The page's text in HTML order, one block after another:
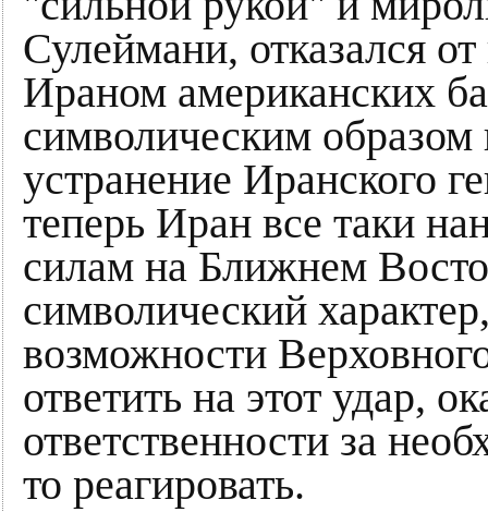
Сулеймани, отказался
Ираном американских
символическим образом
устранение Иранского
теперь Иран все таки
силам на Ближнем
символический
возможности
ответить на этот удар,
ответственности за
то реагировать.